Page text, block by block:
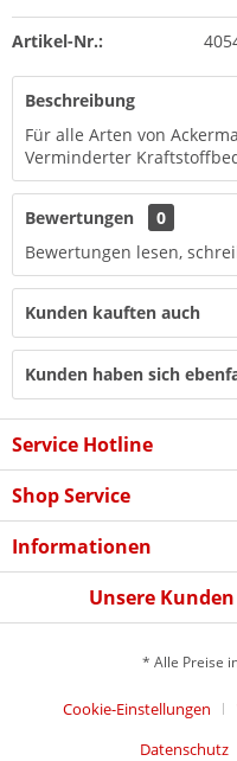
Artikel-Nr.:
Beschreibung
Für alle Arten von
Verminderter
Bewertungen
0
Bewertungen lesen,
Kunden kauften auch
Kunden haben sich
Service Hotline
Shop Service
Informationen
Unsere
* Alle Preise
Cookie-Einstellungen
Datenschutz